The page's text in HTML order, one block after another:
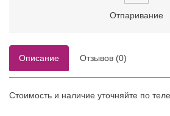
Отпаривание
Описание Отзывов (0)
Стоимость и наличие уточняйте по